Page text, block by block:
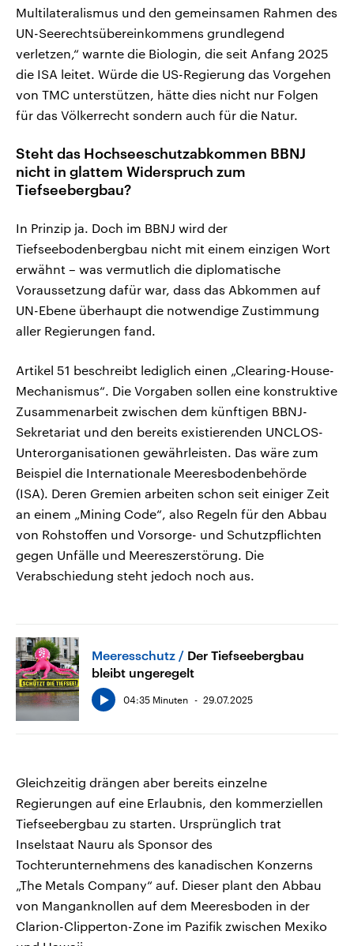
Multilateralismus und den gemeinsamen Rahmen des
UN-Seerechtsübereinkommens grundlegend
verletzen,“ warnte die Biologin, die seit Anfang 2025
die ISA leitet. Würde die US-Regierung das Vorgehen
von TMC unterstützen, hätte dies nicht nur Folgen
für das Völkerrecht sondern auch für die Natur.
Steht das Hochseeschutzabkommen BBNJ
nicht in glattem Widerspruch zum
Tiefseebergbau?
In Prinzip ja. Doch im BBNJ wird der
Tiefseebodenbergbau nicht mit einem einzigen Wort
erwähnt – was vermutlich die diplomatische
Voraussetzung dafür war, dass das Abkommen auf
UN-Ebene überhaupt die notwendige Zustimmung
aller Regierungen fand.
Artikel 51 beschreibt lediglich einen „Clearing-House-
Mechanismus“. Die Vorgaben sollen eine konstruktive
Zusammenarbeit zwischen dem künftigen BBNJ-
Sekretariat und den bereits existierenden UNCLOS-
Unterorganisationen gewährleisten. Das wäre zum
Beispiel die Internationale Meeresbodenbehörde
(ISA). Deren Gremien arbeiten schon seit einiger Zeit
an einem „Mining Code“, also Regeln für den Abbau
von Rohstoffen und Vorsorge- und Schutzpflichten
gegen Unfälle und Meereszerstörung. Die
Verabschiedung steht jedoch noch aus.
Meeresschutz
Der Tiefseebergbau
bleibt ungeregelt
04:35 Minuten 29.07.2025
Gleichzeitig drängen aber bereits einzelne
Regierungen auf eine Erlaubnis, den kommerziellen
Tiefseebergbau zu starten. Ursprünglich trat
Inselstaat Nauru als Sponsor des
Tochterunternehmens des kanadischen Konzerns
„The Metals Company“ auf. Dieser plant den Abbau
von Manganknollen auf dem Meeresboden in der
Clarion-Clipperton-Zone im Pazifik zwischen Mexiko